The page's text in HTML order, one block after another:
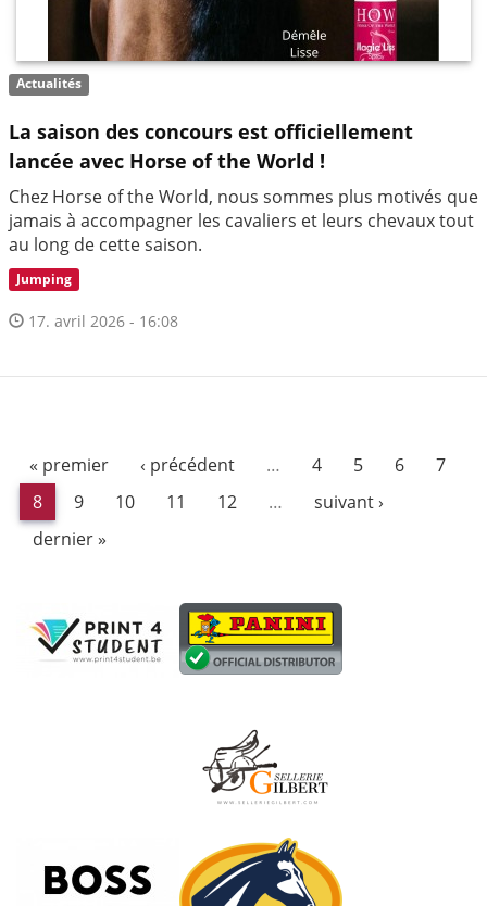
Actualités
La saison des concours est officiellement
lancée avec Horse of the World !
Chez Horse of the World, nous sommes plus motivés que
jamais à accompagner les cavaliers et leurs chevaux tout
au long de cette saison.
Jumping
17. avril 2026 - 16:08
« premier ‹ précédent … 4 5 6
7
8
9 10 11 12 …
suivant ›
dernier »